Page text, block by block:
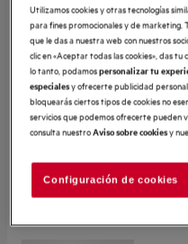
Utilizamos cookies y otras tecnologías
para fines promocionales y de marketing.
que le das a nuestra web con nuestros
clic en «Aceptar todas las cookies», das
lo tanto, podamospersonalizar tu
especialesy ofrecerte publicidad
bloquearás ciertos tipos de cookies no
servicios que podemos ofrecerte pueden
consulta nuestroAviso sobre cookiesy
Configuración de cookies